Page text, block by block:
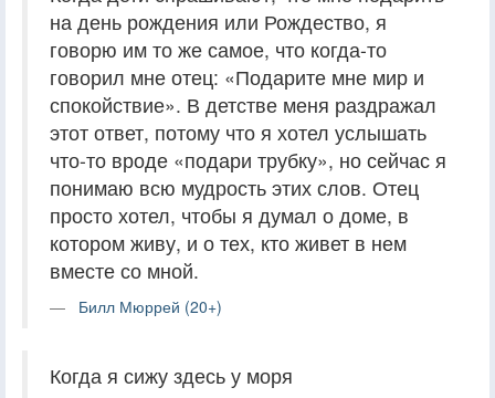
на день рождения или Рождество, я
говорю им то же самое, что когда-то
говорил мне отец: «Подарите мне мир и
спокойствие». В детстве меня раздражал
этот ответ, потому что я хотел услышать
что-то вроде «подари трубку», но сейчас я
понимаю всю мудрость этих слов. Отец
просто хотел, чтобы я думал о доме, в
котором живу, и о тех, кто живет в нем
вместе со мной.
Билл Мюррей (20+)
Когда я сижу здесь у моря